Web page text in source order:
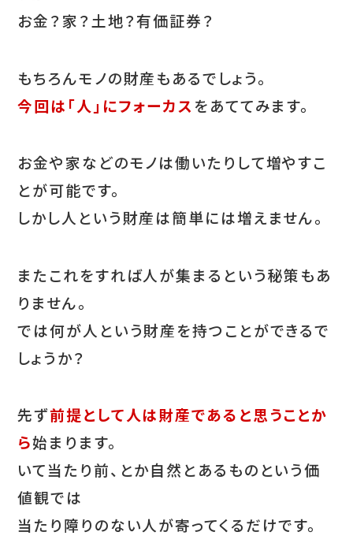
お金？家？土地？有価証券？
もちろんモノの財産もあるでしょう。
今回は「人」にフォーカス をあててみます。
お金や家などのモノは働いたりして増やすこ
とが可能です。
しかし人という財産は簡単には増えません。
またこれをすれば人が集まるという秘策もあ
りません。
では何が人という財産を持つことができるで
しょうか？
先ず前提として人は財産であると思うことか
ら始まります。
いて当たり前、とか自然とあるものという価
値観では
当たり障りのない人が寄ってくるだけです。